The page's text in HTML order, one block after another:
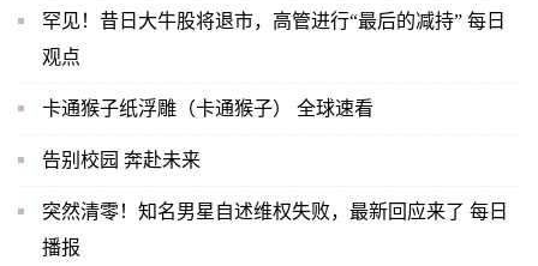
罕见！昔日大牛股将退市，高管进行“最后的减持” 每日
观点
卡通猴子纸浮雕（卡通猴子） 全球速看
告别校园 奔赴未来
突然清零！知名男星自述维权失败，最新回应来了 每日
播报